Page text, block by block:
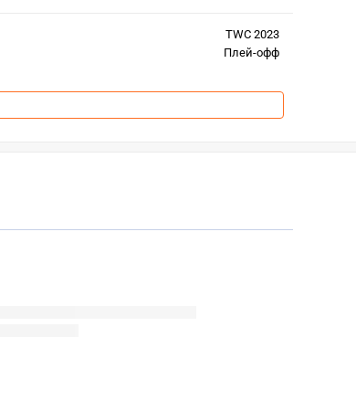
TWC 2023
Плей-офф